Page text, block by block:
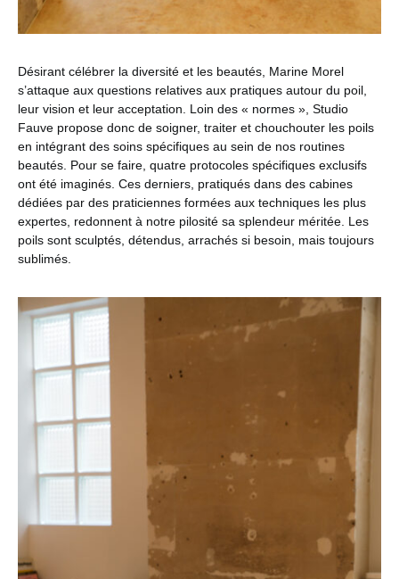
Désirant célébrer la diversité et les beautés, Marine Morel
s’attaque aux questions relatives aux pratiques autour du poil,
leur vision et leur acceptation. Loin des « normes », Studio
Fauve propose donc de soigner, traiter et chouchouter les poils
en intégrant des soins spécifiques au sein de nos routines
beautés. Pour se faire, quatre protocoles spécifiques exclusifs
ont été imaginés. Ces derniers, pratiqués dans des cabines
dédiées par des praticiennes formées aux techniques les plus
expertes, redonnent à notre pilosité sa splendeur méritée. Les
poils sont sculptés, détendus, arrachés si besoin, mais toujours
sublimés.